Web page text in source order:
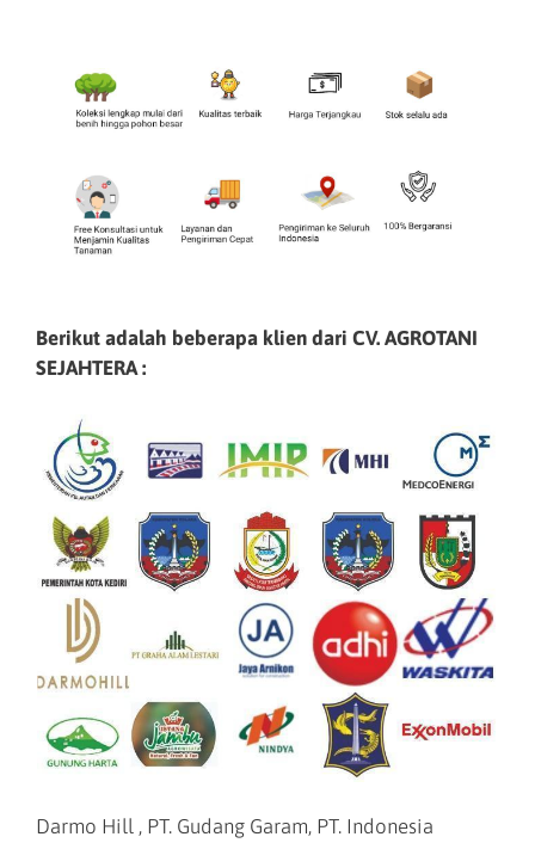
Berikut adalah beberapa klien dari CV. AGROTANI
SEJAHTERA :
Darmo Hill , PT. Gudang Garam, PT. Indonesia